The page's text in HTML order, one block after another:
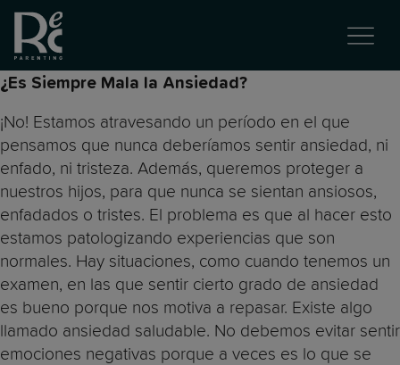
¿Es Siempre Mala la Ansiedad?
¡No! Estamos atravesando un período en el que
pensamos que nunca deberíamos sentir ansiedad, ni
enfado, ni tristeza. Además, queremos proteger a
nuestros hijos, para que nunca se sientan ansiosos,
enfadados o tristes. El problema es que al hacer esto
estamos patologizando experiencias que son
normales. Hay situaciones, como cuando tenemos un
examen, en las que sentir cierto grado de ansiedad
es bueno porque nos motiva a repasar. Existe algo
llamado ansiedad saludable. No debemos evitar sentir
emociones negativas porque a veces es lo que se